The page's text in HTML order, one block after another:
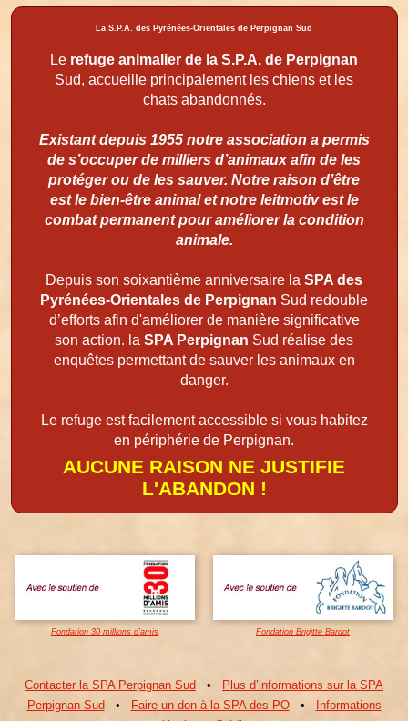
La S.P.A. des Pyrénées-Orientales de Perpignan Sud
Le refuge animalier de la S.P.A. de Perpignan
Sud, accueille principalement les chiens et les
chats abandonnés.
Existant depuis 1955 notre association a permis
de s’occuper de milliers d’animaux afin de les
protéger ou de les sauver. Notre raison d’être
est le bien-être animal et notre leitmotiv est le
combat permanent pour améliorer la condition
animale.
Depuis son soixantième anniversaire la SPA des
Pyrénées-Orientales de Perpignan Sud redouble
d’efforts afin d'améliorer de manière significative
son action. la SPA Perpignan Sud réalise des
enquêtes permettant de sauver les animaux en
danger.
Le refuge est facilement accessible si vous habitez
en périphérie de Perpignan.
AUCUNE RAISON NE JUSTIFIE
L'ABANDON !
Fondation 30 millions d'amis Fondation Brigitte Bardot
Contacter la SPA Perpignan Sud •
Plus d’informations sur la SPA
Perpignan Sud • Faire un don à la SPA des PO•
Informations